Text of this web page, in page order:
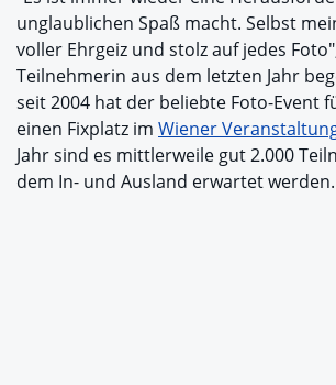
unglaublichen Spaß macht. Selbst
voller Ehrgeiz und stolz auf jedes
Teilnehmerin aus dem letzten Jahr
seit 2004 hat der beliebte Foto-Event
einen Fixplatz im Wiener
Jahr sind es mittlerweile gut 2.000
dem In- und Ausland erwartet werden.